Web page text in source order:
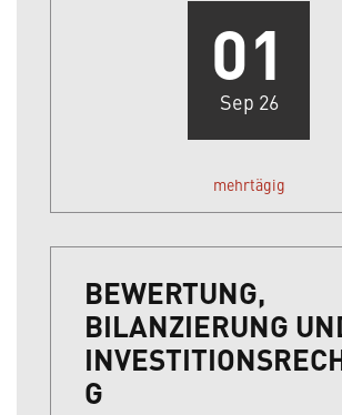
01
Sep 26
mehrtägig
BEWERTUNG,
BILANZIERUNG
G